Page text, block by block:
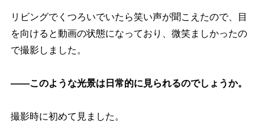
リビングでくつろいでいたら笑い声が聞こえたので、目
を向けると動画の状態になっており、微笑ましかったの
で撮影しました。
――このような光景は日常的に見られるのでしょうか。
撮影時に初めて見ました。